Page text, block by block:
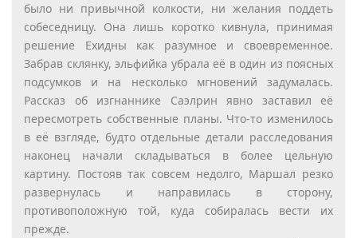
было ни привычной колкости, ни желания поддеть
собеседницу. Она лишь коротко кивнула, принимая
решение Ехидны как разумное и своевременное.
Забрав склянку, эльфийка убрала её в один из поясных
подсумков и на несколько мгновений задумалась.
Рассказ об изгнаннике Саэлрин явно заставил её
пересмотреть собственные планы. Что-то изменилось
в её взгляде, будто отдельные детали расследования
наконец начали складываться в более цельную
картину. Постояв так совсем недолго, Маршал резко
развернулась и направилась в сторону,
противоположную той, куда собиралась вести их
прежде.